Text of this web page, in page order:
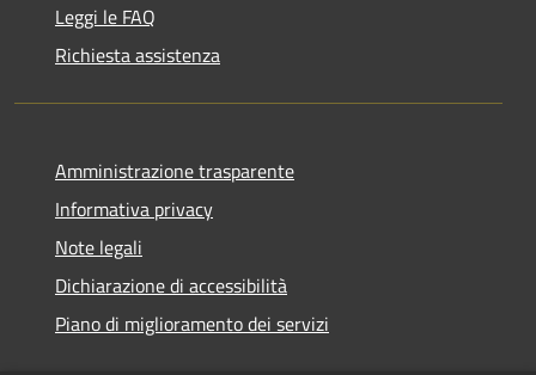
Leggi le FAQ
Richiesta assistenza
Amministrazione trasparente
Informativa privacy
Note legali
Dichiarazione di accessibilità
Piano di miglioramento dei servizi